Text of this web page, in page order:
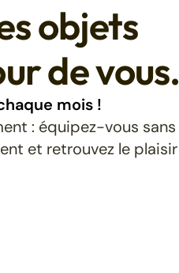
objets
de vous.
mois !
: équipez-vous sans
et retrouvez le plaisir